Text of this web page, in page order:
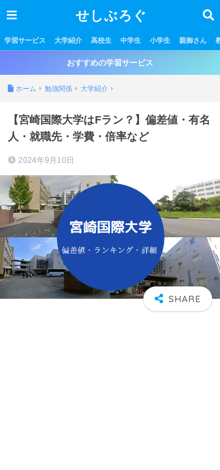
せしぶろぐ
学習サービス 大学紹介 高校生 中学生 小学生 親御さん
おすすめの学習サービス
ホーム 勉強関係 大学紹介
【宮崎国際大学はFラン？】偏差値・有名
人・就職先・学費・倍率など
2024年9月10日